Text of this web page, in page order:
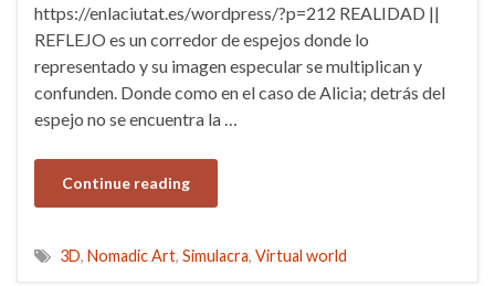
https://enlaciutat.es/wordpress/?p=212 REALIDAD ||
REFLEJO es un corredor de espejos donde lo
representado y su imagen especular se multiplican y
confunden. Donde como en el caso de Alicia; detrás del
espejo no se encuentra la …
Continue reading
3D, Nomadic Art, Simulacra, Virtual world